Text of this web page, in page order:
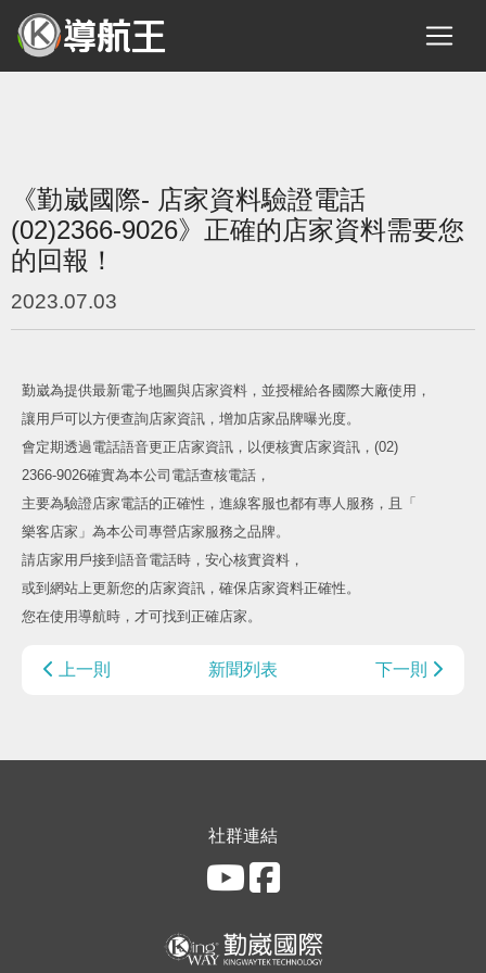
《勤崴國際- 店家資料驗證電話
(02)2366-9026》正確的店家資料需要您
的回報！
2023.07.03
勤崴為提供最新電子地圖與店家資料，並授權給各國際大廠使用，
讓用戶可以方便查詢店家資訊，增加店家品牌曝光度。
會定期透過電話語音更正店家資訊，以便核實店家資訊，(02)
2366-9026確實為本公司電話查核電話，
主要為驗證店家電話的正確性，進線客服也都有專人服務，且「
樂客店家」為本公司專營店家服務之品牌。
請店家用戶接到語音電話時，安心核實資料，
或到網站上更新您的店家資訊，確保店家資料正確性。
您在使用導航時，才可找到正確店家。
上一則 新聞列表 下一則
社群連結